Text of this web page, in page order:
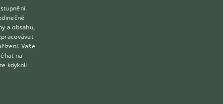
a obsahu,
Vaše
na
kdykoli